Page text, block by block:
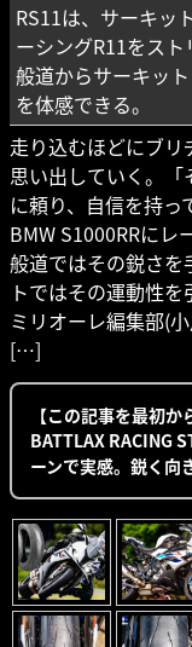
RS11は、サーキッ
ーシングR11をス
般道からサーキッ
を体感できる。
走り込むほどにブ
思い出していく。
に頼り、自信を持っ
BMW S1000RRにレ
般道ではその鋭さを
トではその運動性
ミリオーレ編集部(
[…]
【この記事を最初か
BATTLAX RACING
ーンで実感。鋭く向